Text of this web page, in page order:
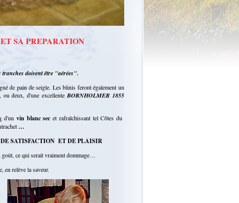
SA PREPARATION
doivent être "aérées".
de pain de seigle. Les blinis feront également un
ou deux, d'une excellenteBORNHOLMER 1855
d'un vin blanc sec et rafraîchissant tel Côtes du
…
SATISFACTION ET DE PLAISIR
goût, ce qui serait vraiment dommage…
en relève la saveur.